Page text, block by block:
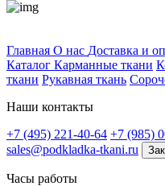
Главная О нас Доставка и
Каталог Карманные ткани
ткани Рукавная ткань
Наши контакты
+7 (495) 221-40-64 +7 (985)
sales@podkladka-tkani.ru
Часы работы